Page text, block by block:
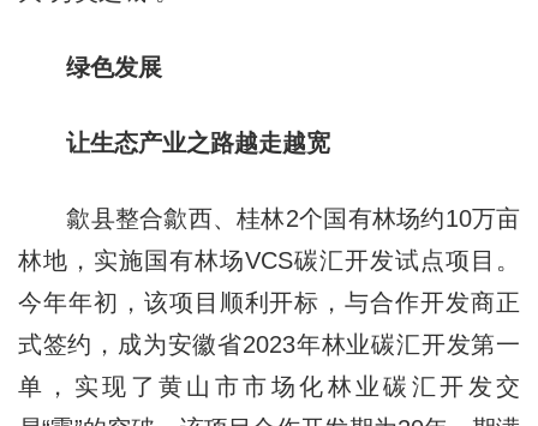
绿色发展
让生态产业之路越走越宽
歙县整合歙西、桂林2个国有林场约10万亩
林地，实施国有林场VCS碳汇开发试点项目。
今年年初，该项目顺利开标，与合作开发商正
式签约，成为安徽省2023年林业碳汇开发第一
单，实现了黄山市市场化林业碳汇开发交